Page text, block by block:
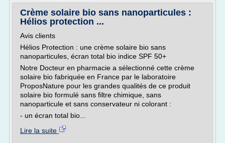
Crème solaire bio sans nanoparticules :
Hélios protection ...
Avis clients
Hélios Protection : une crème solaire bio sans
nanoparticules, écran total bio indice SPF 50+
Notre Docteur en pharmacie a sélectionné cette crème
solaire bio fabriquée en France par le laboratoire
ProposNature pour les grandes qualités de ce produit
solaire bio formulé sans filtre chimique, sans
nanoparticule et sans conservateur ni colorant :
- un écran total bio...
Lire la suite